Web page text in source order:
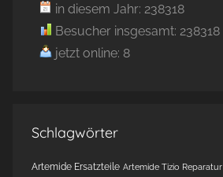
in diesem Jahr: 238318
Besucher insgesamt: 238318
jetzt online: 8
Schlagwörter
Artemide Ersatzteile Artemide Tizio Reparatur